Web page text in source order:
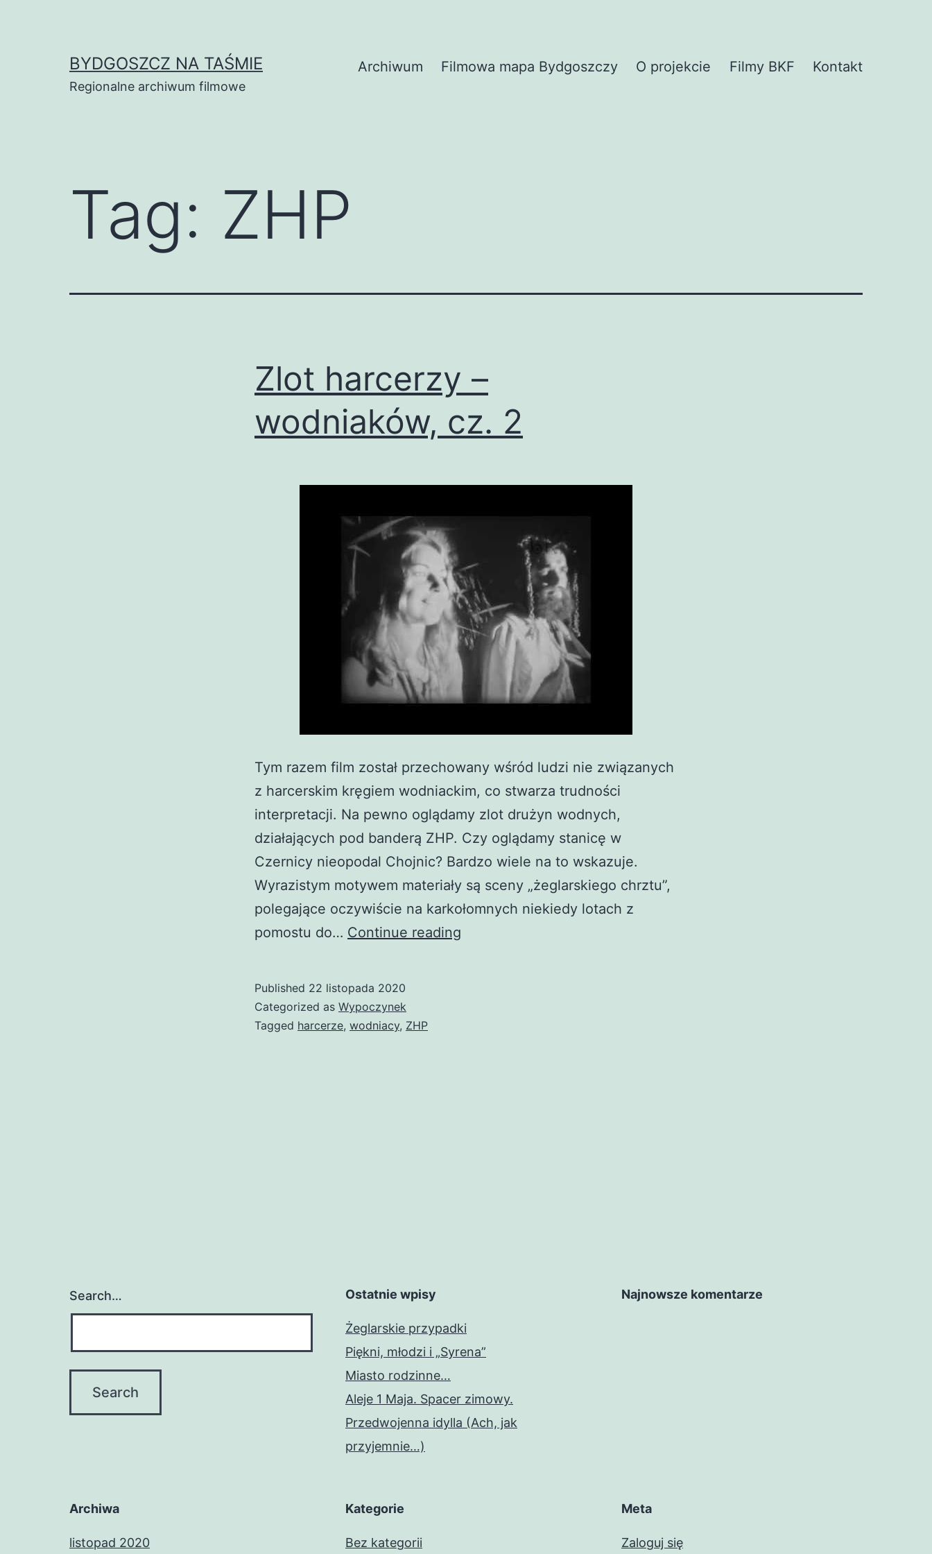
BYDGOSZCZ NA TAŚMIE
Regionalne archiwum filmowe
Archiwum Filmowa mapa Bydgoszczy O projekcie Filmy BKF Kontakt
Tag: ZHP
Zlot harcerzy –
wodniaków, cz. 2
Tym razem film został przechowany wśród ludzi nie związanych
z harcerskim kręgiem wodniackim, co stwarza trudności
interpretacji. Na pewno oglądamy zlot drużyn wodnych,
działających pod banderą ZHP. Czy oglądamy stanicę w
Czernicy nieopodal Chojnic? Bardzo wiele na to wskazuje.
Wyrazistym motywem materiały są sceny „żeglarskiego chrztu”,
polegające oczywiście na karkołomnych niekiedy lotach z
pomostu do… Continue reading
Published 22 listopada 2020
Categorized as Wypoczynek
Tagged harcerze, wodniacy, ZHP
Search… Ostatnie wpisy
Żeglarskie przypadki
Piękni, młodzi i „Syrena”
Miasto rodzinne…
Aleje 1 Maja. Spacer zimowy.
Przedwojenna idylla (Ach, jak
przyjemnie…)
Najnowsze komentarze
Archiwa
listopad 2020
Kategorie
Bez kategorii
Meta
Zaloguj się